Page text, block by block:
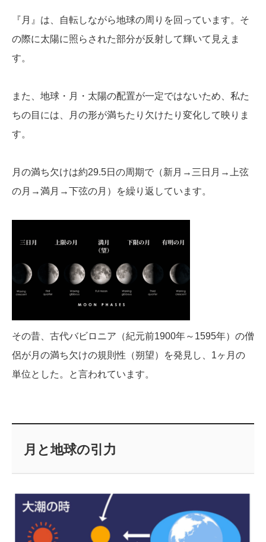
『月』は、自転しながら地球の周りを回っています。そ
の際に太陽に照らされた部分が反射して輝いて見えま
す。
また、地球・月・太陽の配置が一定ではないため、私た
ちの目には、月の形が満ちたり欠けたり変化して映りま
す。
月の満ち欠けは約29.5日の周期で（新月→三日月→上弦
の月→満月→下弦の月）を繰り返しています。
その昔、古代バビロニア（紀元前1900年～1595年）の僧
侶が月の満ち欠けの規則性（朔望）を発見し、1ヶ月の
単位とした。と言われています。
月と地球の引力